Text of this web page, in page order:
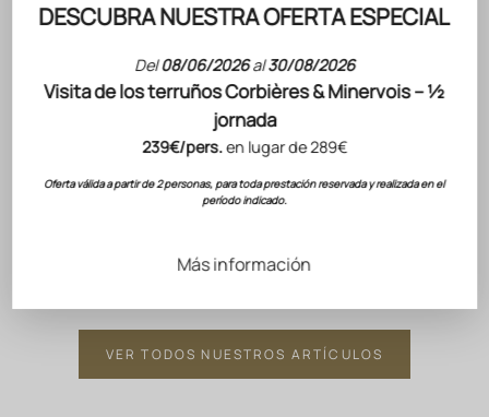
DESCUBRA NUESTRA OFERTA ESPECIAL
Del08/06/2026al30/08/2026
Visita de los terruños Corbières & Minervois – ½
jornada
239€/pers.en lugar de 289€
Oferta válida a partir de 2 personas, para toda prestación reservada y realizada en el
período indicado.
Más información
CHÂTEAU L'HOSPITALET GRAND VIN
Descubra un Grand Vin Blanco moldeado por
CONCERT
JOVI —
concierto
VER TODOS NUESTROS ARTÍCULOS